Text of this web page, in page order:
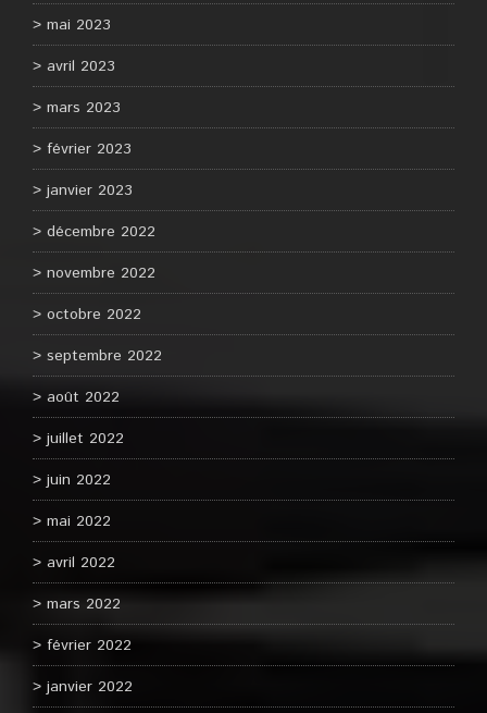
mai 2023
avril 2023
mars 2023
février 2023
janvier 2023
décembre 2022
novembre 2022
octobre 2022
septembre 2022
août 2022
juillet 2022
juin 2022
mai 2022
avril 2022
mars 2022
février 2022
janvier 2022